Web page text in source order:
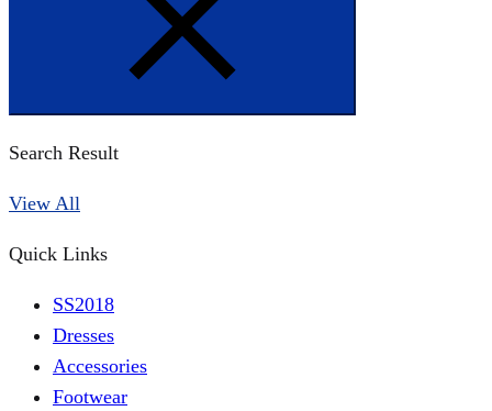
Search Result
View All
Quick Links
SS2018
Dresses
Accessories
Footwear